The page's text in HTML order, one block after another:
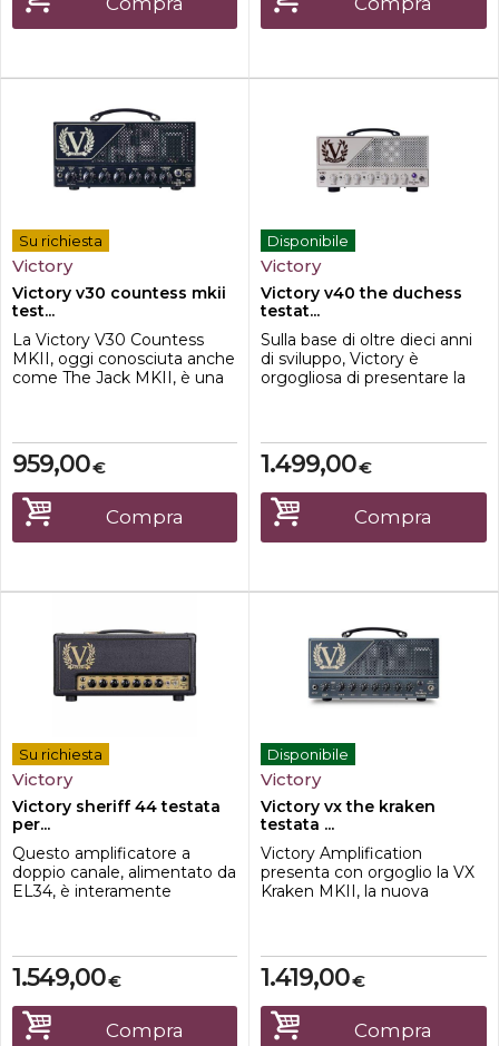
ottenere un enorme
headroom e s...
Su richiesta
Victory
Victory v30 countess mkii
test...
La Victory V30 Countess
MKII, oggi conosciuta anche
come The Jack MKII, è una
professionale, risposta
dinamica eccezionale e
ampia versatilità timbrica in
un formato compatto e
facilmente trasportabile. Uno
strumento ideale per...
€
959,00
Compra
Disponibile
Victory
Victory v40 the duchess
testat...
Sulla base di oltre dieci anni
di sviluppo, Victory è
orgogliosa di presentare la
apprezzate. Tutto ciò che ha
reso celebre la versione
originale è stato mantenuto
e ulteriormente
perfezionato, spingendo lo
strumento verso ...
€
1.499,00
Compra
Su richiesta
Victory
Victory sheriff 44 testata
per...
Questo amplificatore a
doppio canale, alimentato da
EL34, è interamente
adoreranno la sensazione e
la risposta in stile metà anni
'60 di Input / Volume I, con
abbastanza guadagno per
€
1.549,00
Compra
Disponibile
Victory
Victory vx the kraken
testata ...
Victory Amplification
presenta con orgoglio la VX
Kraken MKII, la nuova
amplificatori high-gain più
apprezzati della casa inglese.
Frutto di quattro anni di
€
1.419,00
Compra